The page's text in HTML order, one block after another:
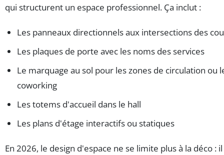
qui structurent un espace professionnel. Ça inclut :
Les panneaux directionnels aux intersections des
Les plaques de porte avec les noms des services
Le marquage au sol pour les zones de circulation ou
coworking
Les totems d'accueil dans le hall
Les plans d'étage interactifs ou statiques
En 2026, le design d'espace ne se limite plus à la déco :